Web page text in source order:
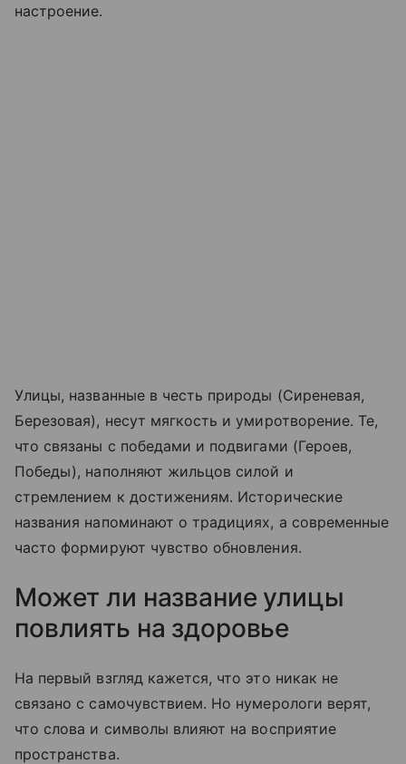
настроение.
Улицы, названные в честь природы (Сиреневая,
Березовая), несут мягкость и умиротворение. Те,
что связаны с победами и подвигами (Героев,
Победы), наполняют жильцов силой и
стремлением к достижениям. Исторические
названия напоминают о традициях, а современные
часто формируют чувство обновления.
Может ли название улицы
повлиять на здоровье
На первый взгляд кажется, что это никак не
связано с самочувствием. Но нумерологи верят,
что слова и символы влияют на восприятие
пространства.